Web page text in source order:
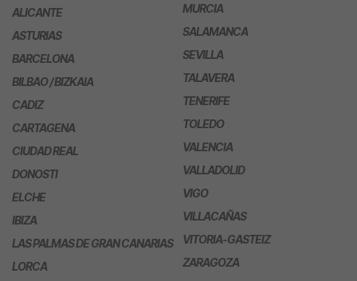
ALICANTE
ASTURIAS
BARCELONA
BILBAO / BIZKAIA
CADIZ
CARTAGENA
CIUDAD REAL
DONOSTI
ELCHE
IBIZA
LAS PALMAS DE GRAN CANARIAS
LORCA
MURCIA
SALAMANCA
SEVILLA
TALAVERA
TENERIFE
TOLEDO
VALENCIA
VALLADOLID
VIGO
VILLACAÑAS
VITORIA-GASTEIZ
ZARAGOZA